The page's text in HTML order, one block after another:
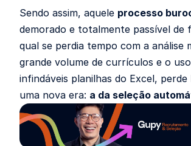
Sendo assim, aquele processo
demorado e totalmente passível de
qual se perdia tempo com a análise
grande volume de currículos e o
infindáveis planilhas do Excel,
uma nova era: a da seleção